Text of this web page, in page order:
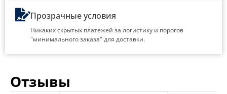
Прозрачные условия
Никаких скрытых платежей за логистику и порогов
"минимального заказа" для доставки.
Отзывы